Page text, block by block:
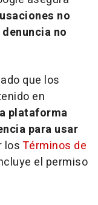
no
no
que los
en
plataforma
para usar
losTérminos de
el permiso